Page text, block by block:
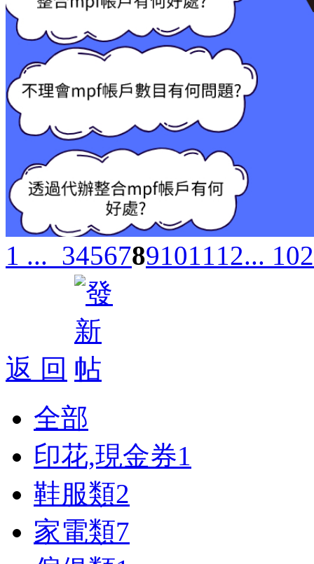
1 ... 3456789101112... 102
返 回
全部
印花,現金券1
鞋服類2
家電類7